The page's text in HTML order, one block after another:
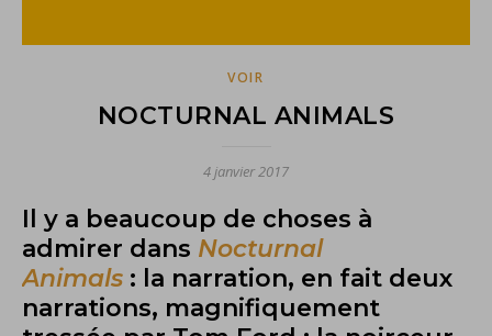
VOIR
NOCTURNAL ANIMALS
4 janvier 2017
Il y a beaucoup de choses à
admirer dans Nocturnal
Animals : la narration, en fait deux
narrations, magnifiquement